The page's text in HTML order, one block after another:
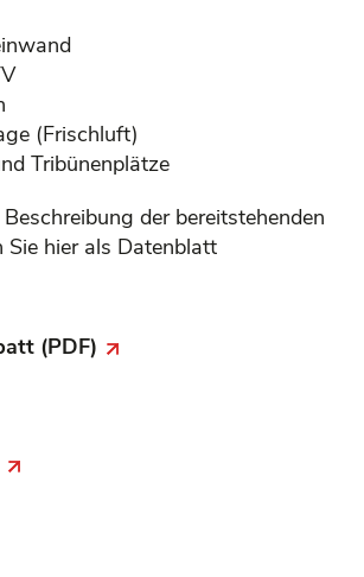
(Frischluft)
Tribünenplätze
der bereitstehenden
Sie hier als Datenblatt
(PDF)